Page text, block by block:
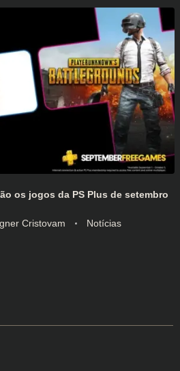
os jogos da PS Plus de setembro
Cristovam Notícias